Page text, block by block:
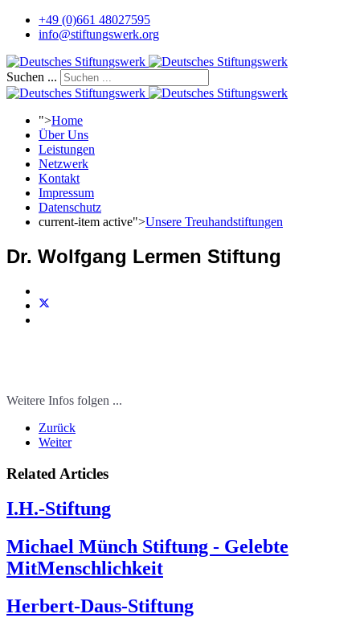
+49 (0)661 48027595
info@stiftungswerk.org
Suchen ...
">Home
Über Uns
Leistungen
Netzwerk
Kontakt
Impressum
Datenschutz
current-item active">Unsere Treuhandstiftungen
Dr. Wolfgang Lermen Stiftung
Weitere Infos folgen ...
Zurück
Weiter
Related Articles
I.H.-Stiftung
Michael Münch Stiftung - Gelebte
MitMenschlichkeit
Herbert-Daus-Stiftung